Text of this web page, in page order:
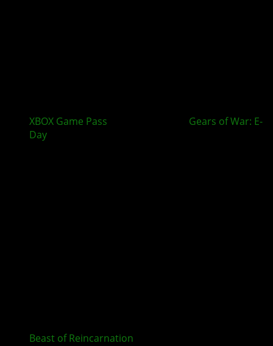
XBOX Game Pass
Gears of War: E-
Day
Beast of Reincarnation